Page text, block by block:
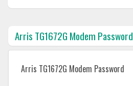
Arris TG1672G Modem Password
Arris TG1672G Modem Password